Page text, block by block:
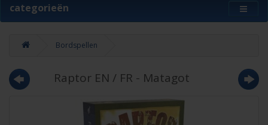
categorieën
Bordspellen
Raptor EN / FR - Matagot